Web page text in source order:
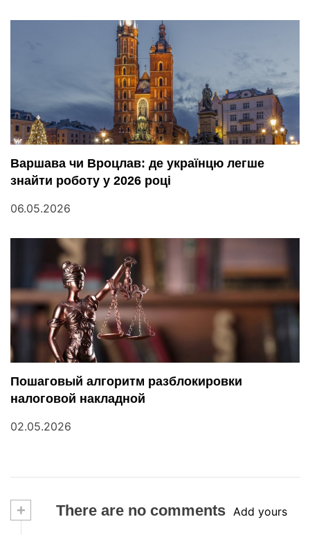
Варшава чи Вроцлав: де українцю легше
знайти роботу у 2026 році
06.05.2026
Пошаговый алгоритм разблокировки
налоговой накладной
02.05.2026
+ There are no comments Add yours